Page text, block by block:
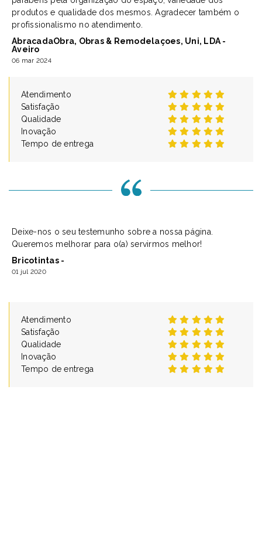
produtos e qualidade dos mesmos. Agradecer também o
profissionalismo no atendimento.
AbracadaObra, Obras & Remodelaçoes, Uni, LDA -
Aveiro
06 mar 2024
Atendimento
Satisfação
Qualidade
Inovação
Tempo de entrega
Deixe-nos o seu testemunho sobre a nossa página.
Queremos melhorar para o(a) servirmos melhor!
Bricotintas -
01 jul 2020
Atendimento
Satisfação
Qualidade
Inovação
Tempo de entrega